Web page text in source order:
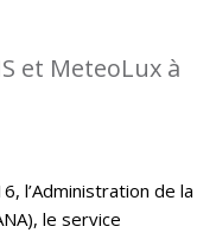
et MeteoLux à
l’Administration de la
le service